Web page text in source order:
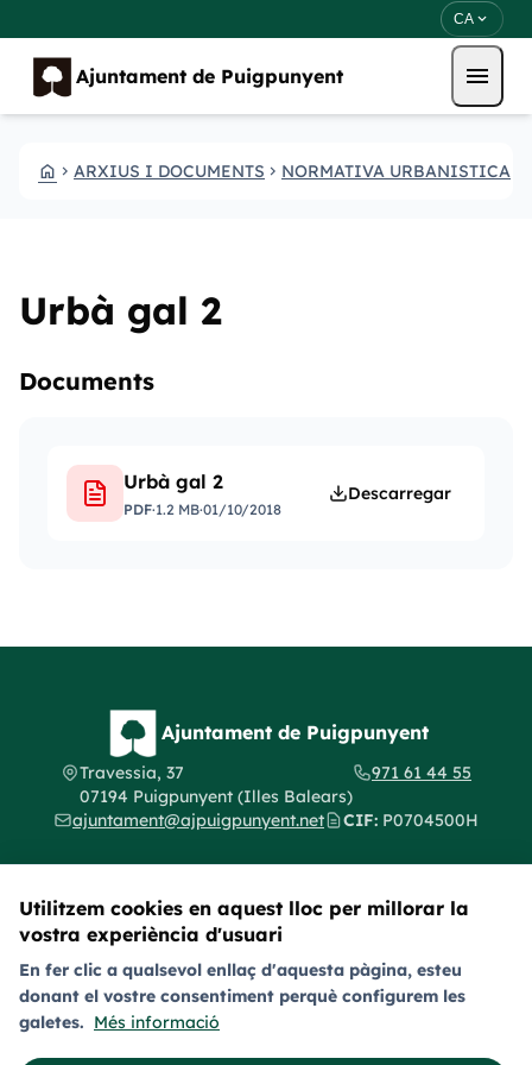
CA expand_more
Ajuntament de Puigpunyent menu
HOME CHEVRON_RIGHT ARXIUS I DOCUMENTS CHEVRON_RIGHT NORMATIVA URBANISTICA
Urbà gal 2
Documents
Urbà gal 2
PDF·1.2 MB·01/10/2018
Descarregar
Ajuntament de Puigpunyent
Travessia, 37
07194 Puigpunyent (Illes Balears)
971 61 44 55
ajuntament@ajpuigpunyent.net CIF: P0704500H
Segueix-nos a les xarxes socials
Avís legalPolítica de privacitat
Política de provacitat en xarxes socials
Utilitzem cookies en aquest lloc per millorar la
vostra experiència d'usuari
En fer clic a qualsevol enllaç d'aquesta pàgina, esteu
donant el vostre consentiment perquè configurem les
galetes. Més informació